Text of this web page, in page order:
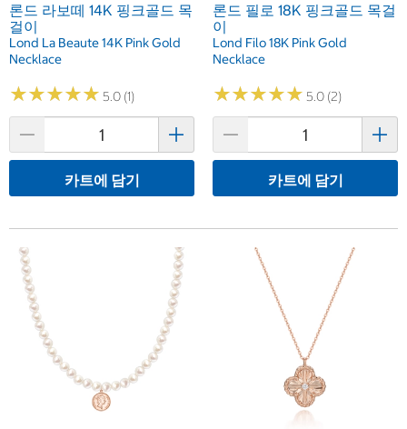
론드 라보떼 14K 핑크골드 목
걸이
Lond La Beaute 14K Pink Gold
Necklace
★★★★★
★★★★★ 5.0 (1)
카트에 담기
론드 필로 18K 핑크골드 목걸
이
Lond Filo 18K Pink Gold
Necklace
★★★★★
★★★★★ 5.0 (2)
카트에 담기